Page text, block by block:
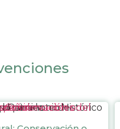
Histórico Español